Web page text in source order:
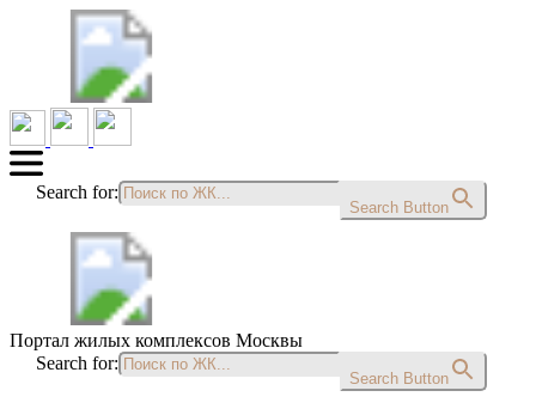
Search for:
Search Button
Портал жилых комплексов Москвы
Search for:
Search Button